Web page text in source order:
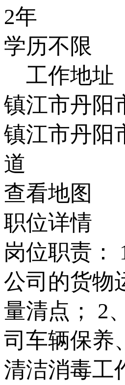
2年
学历不限
工作地址
镇江市丹阳
镇江市丹阳
道
查看地图
职位详情
岗位职责：
公司的货物
量清点； 2
司车辆保养
清洁消毒工